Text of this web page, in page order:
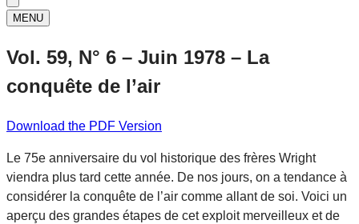
MENU
Vol. 59, N° 6 – Juin 1978 – La
conquête de l’air
Download the PDF Version
Le 75e anniversaire du vol historique des frères Wright
viendra plus tard cette année. De nos jours, on a tendance à
considérer la conquête de l’air comme allant de soi. Voici un
aperçu des grandes étapes de cet exploit merveilleux et de